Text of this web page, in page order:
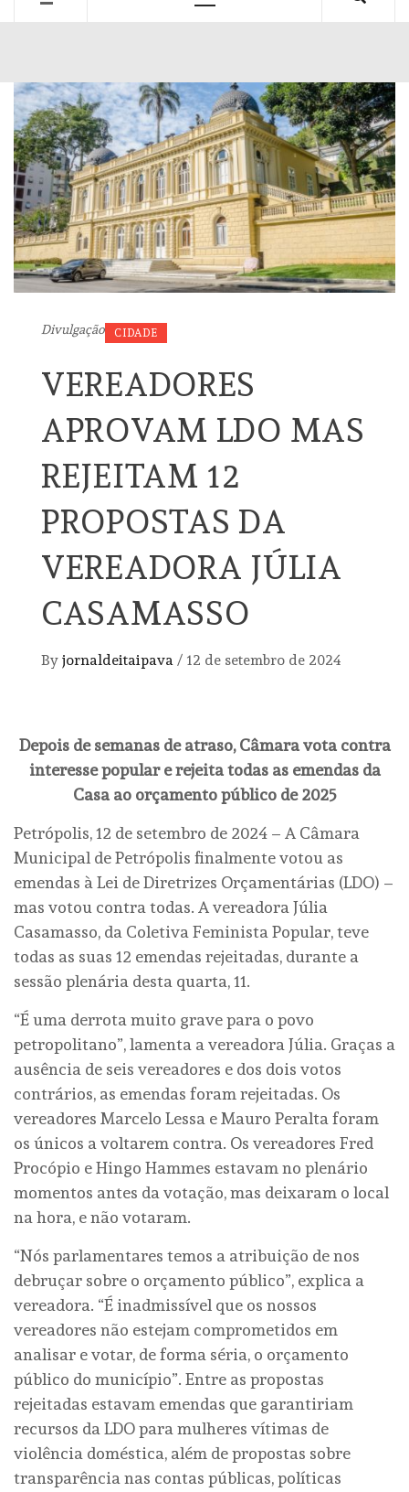
Divulgação CIDADE
VEREADORES
APROVAM LDO MAS
REJEITAM 12
PROPOSTAS DA
VEREADORA JÚLIA
CASAMASSO
By jornaldeitaipava / 12 de setembro de 2024
Depois de semanas de atraso, Câmara vota contra
interesse popular e rejeita todas as emendas da
Casa ao orçamento público de 2025
Petrópolis, 12 de setembro de 2024 – A Câmara
Municipal de Petrópolis finalmente votou as
emendas à Lei de Diretrizes Orçamentárias (LDO) –
mas votou contra todas. A vereadora Júlia
Casamasso, da Coletiva Feminista Popular, teve
todas as suas 12 emendas rejeitadas, durante a
sessão plenária desta quarta, 11.
“É uma derrota muito grave para o povo
petropolitano”, lamenta a vereadora Júlia. Graças a
ausência de seis vereadores e dos dois votos
contrários, as emendas foram rejeitadas. Os
vereadores Marcelo Lessa e Mauro Peralta foram
os únicos a voltarem contra. Os vereadores Fred
Procópio e Hingo Hammes estavam no plenário
momentos antes da votação, mas deixaram o local
na hora, e não votaram.
“Nós parlamentares temos a atribuição de nos
debruçar sobre o orçamento público”, explica a
vereadora. “É inadmissível que os nossos
vereadores não estejam comprometidos em
analisar e votar, de forma séria, o orçamento
público do município”. Entre as propostas
rejeitadas estavam emendas que garantiriam
recursos da LDO para mulheres vítimas de
violência doméstica, além de propostas sobre
transparência nas contas públicas, políticas